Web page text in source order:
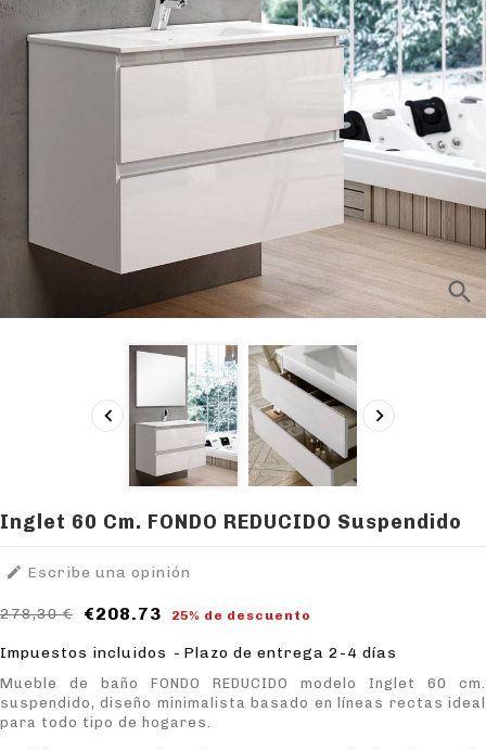
search
 
Inglet 60 Cm. FONDO REDUCIDO Suspendido
 Escribe una opinión
278,30 € €208.73 25% de descuento
Impuestos incluidos Plazo de entrega 2-4 días
Mueble de baño FONDO REDUCIDO modelo Inglet 60 cm.
suspendido, diseño minimalista basado en líneas rectas ideal
para todo tipo de hogares.